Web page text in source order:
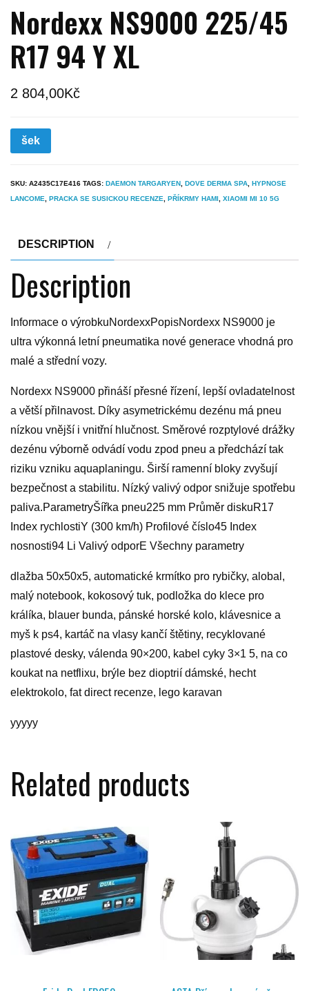
Nordexx NS9000 225/45
R17 94 Y XL
2 804,00Kč
šek
SKU: A2435C17E416 TAGS: DAEMON TARGARYEN DOVE DERMA SPA HYPNOSE
LANCOME
PRACKA SE SUSICKOU RECENZE PŘÍKRMY HAMI XIAOMI MI 10 5G
DESCRIPTION
Description
Informace o výrobkuNordexxPopisNordexx NS9000 je
ultra výkonná letní pneumatika nové generace vhodná pro
malé a střední vozy.
Nordexx NS9000 přináší přesné řízení, lepší ovladatelnost
a větší přilnavost. Díky asymetrickému dezénu má pneu
nízkou vnější i vnitřní hlučnost. Směrové rozptylové drážky
dezénu výborně odvádí vodu zpod pneu a předchází tak
riziku vzniku aquaplaningu. Širší ramenní bloky zvyšují
bezpečnost a stabilitu. Nízký valivý odpor snižuje spotřebu
paliva.ParametryŠířka pneu225 mm Průměr diskuR17
Index rychlostiY (300 km/h) Profilové číslo45 Index
nosnosti94 Li Valivý odporE Všechny parametry
dlažba 50x50x5, automatické krmítko pro rybičky, alobal,
malý notebook, kokosový tuk, podložka do klece pro
králíka, blauer bunda, pánské horské kolo, klávesnice a
myš k ps4, kartáč na vlasy kančí štětiny, recyklované
plastové desky, válenda 90×200, kabel cyky 3×1 5, na co
koukat na netflixu, brýle bez dioptrií dámské, hecht
elektrokolo, fat direct recenze, lego karavan
yyyyy
Related products